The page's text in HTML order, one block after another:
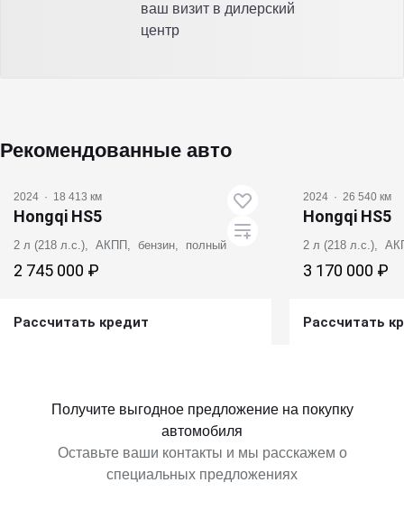
ваш визит в дилерский
центр
Рекомендованные авто
2024 · 18 413 км
Hongqi HS5
2 л (218 л.с.), АКПП, бензин, полный
2 745 000 ₽
Рассчитать кредит
2024 · 26 540 км
Hongqi HS5
2 л (218 л.с.),
3 170 000 ₽
Рассчитать
Получите выгодное предложение на покупку
автомобиля
Оставьте ваши контакты и мы расскажем о
специальных предложениях